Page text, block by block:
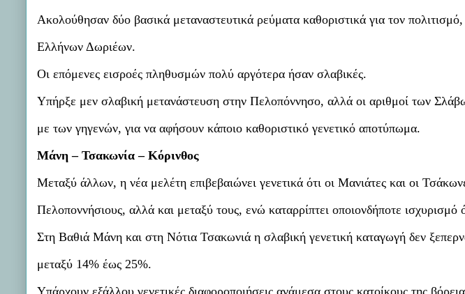
Ακολούθησαν δύο βασικά μεταναστευτικά ρεύματα καθοριστικά για τον
Ελλήνων Δωριέων.
Οι επόμενες εισροές πληθυσμών πολύ αργότερα ήσαν σλαβικές.
Υπήρξε μεν σλαβική μετανάστευση στην Πελοπόννησο, αλλά οι αριθμοί των
με των γηγενών, για να αφήσουν κάποιο καθοριστικό γενετικό αποτύπωμα.
Μάνη – Τσακωνία – Κόρινθος
Μεταξύ άλλων, η νέα μελέτη επιβεβαιώνει γενετικά ότι οι Μανιάτες και οι
Πελοποννήσιους, αλλά και μεταξύ τους, ενώ καταρρίπτει οποιονδήποτε ισχυρισμό
Στη Βαθιά Μάνη και στη Νότια Τσακωνιά η σλαβική γενετική καταγωγή δεν
μεταξύ 14% έως 25%.
Υπάρχουν εξάλλου γενετικές διαφοροποιήσεις ανάμεσα στους κατοίκους της